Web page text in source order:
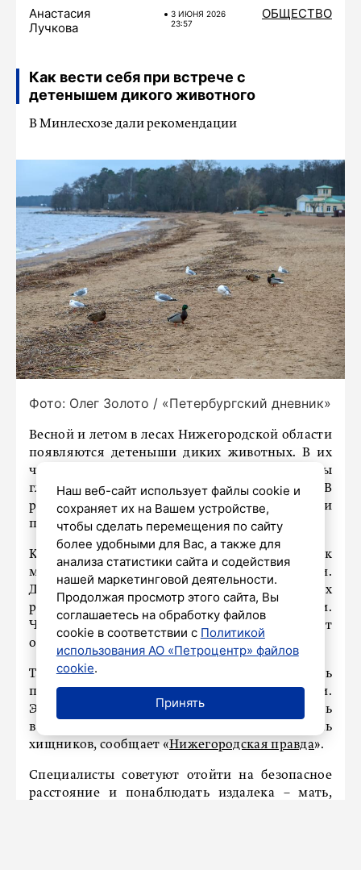
Анастасия
Лучкова
3 ИЮНЯ 2026
23:57
ОБЩЕСТВО
Как вести себя при встрече с
детенышем дикого животного
В Минлесхозе дали рекомендации
Фото: Олег Золото / «Петербургский дневник»
Весной и летом в лесах Нижегородской области
появляются детеныши диких животных. В их
числе и лосята, зайчата, а также птенцы
глухарей, рябчиков и тетеревов. В
региональном Минлесхозе дали рекомендации
по поведению при встрече с ними.
Категорически запрещается подходить к
малышам, гладить или брать их на руки.
Детеныши редко оказываются одни, их
родители обычно находятся поблизости.
Человеческий запах на детеныше может
отпугнуть взрослых особей.
Также нельзя беспокоить животных, пытаясь
проверить их состояние камнями или палками.
Это может вызвать стресс, заставить их убежать
в опасном направлении или привлечь
хищников, сообщает «Нижегородская правда».
Специалисты советуют отойти на безопасное
расстояние и понаблюдать издалека – мать,
Наш веб-сайт использует файлы cookie и
сохраняет их на Вашем устройстве,
чтобы сделать перемещения по сайту
более удобными для Вас, а также для
анализа статистики сайта и содействия
нашей маркетинговой деятельности.
Продолжая просмотр этого сайта, Вы
соглашаетесь на обработку файлов
cookie в соответствии с Политикой
использования АО «Петроцентр» файлов
cookie.
Принять